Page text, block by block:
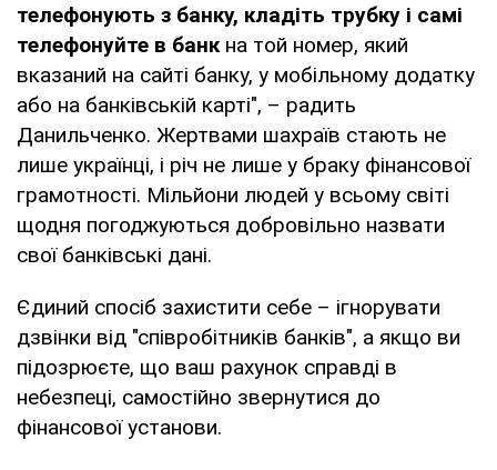
телефонують з банку, кладіть трубку і самі
телефонуйте в банкна той номер, який
вказаний на сайті банку, у мобільному додатку
або на банківській карті", – радить
Данильченко. Жертвами шахраїв стають не
лише українці, і річ не лише у браку фінансової
грамотності. Мільйони людей у всьому світі
щодня погоджуються добровільно назвати
свої банківські дані.
Єдиний спосіб захистити себе – ігнорувати
дзвінки від "співробітників банків", а якщо ви
підозрюєте, що ваш рахунок справді в
небезпеці, самостійно звернутися до
фінансової установи.